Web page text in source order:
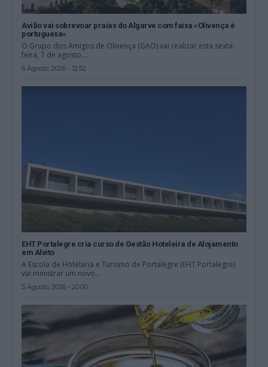
Avião vai sobrevoar praias do Algarve com faixa «Olivença é
portuguesa»
O Grupo dos Amigos de Olivença (GAO) vai realizar esta sexta-
feira, 7 de agosto,...
6 Agosto, 2026 - 12:52
EHT Portalegre cria curso de Gestão Hoteleira de Alojamento
em Alvito
A Escola de Hotelaria e Turismo de Portalegre (EHT Portalegre)
vai ministrar um novo...
5 Agosto, 2026 - 20:00